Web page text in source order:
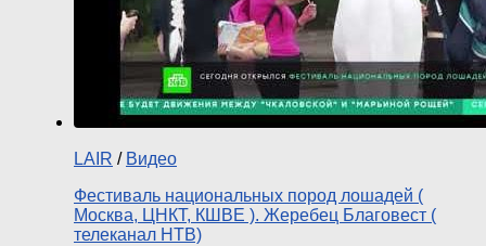
LAIR / Видео
Фестиваль национальных пород лошадей (
Москва, ЦНКТ, КШВЕ ). Жеребец Благовест (
телеканал НТВ)